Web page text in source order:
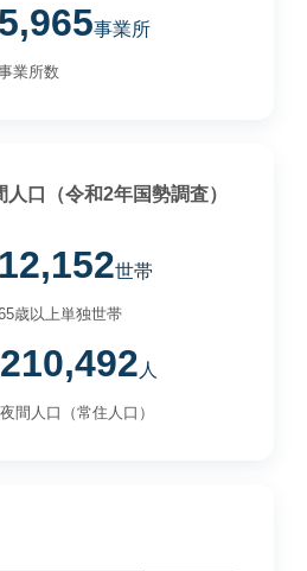
5,965事業所
業所数
口（令和2年国勢調査）
12,152世帯
歳以上単独世帯
210,492 人
夜間人口（常住人口）